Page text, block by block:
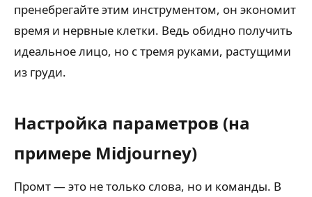
пренебрегайте этим инструментом, он экономит
время и нервные клетки. Ведь обидно получить
идеальное лицо, но с тремя руками, растущими
из груди.
Настройка параметров (на
примере Midjourney)
Промт — это не только слова, но и команды. В